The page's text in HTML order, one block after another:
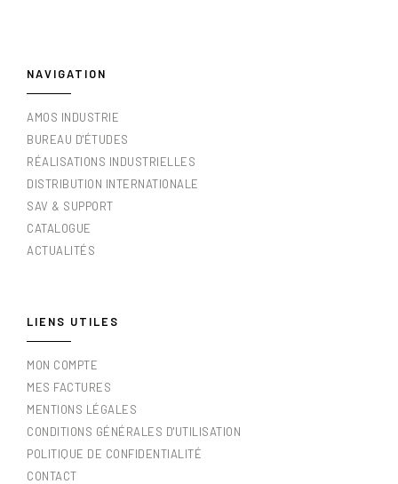
NAVIGATION
AMOS INDUSTRIE
BUREAU D'ÉTUDES
RÉALISATIONS INDUSTRIELLES
DISTRIBUTION INTERNATIONALE
SAV & SUPPORT
CATALOGUE
ACTUALITÉS
LIENS UTILES
MON COMPTE
MES FACTURES
MENTIONS LÉGALES
CONDITIONS GÉNÉRALES D'UTILISATION
POLITIQUE DE CONFIDENTIALITÉ
CONTACT